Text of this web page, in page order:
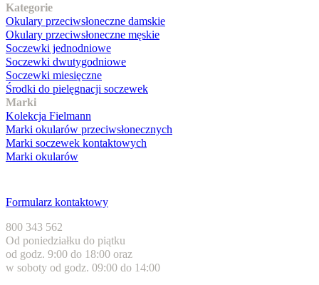
Kategorie
Okulary przeciwsłoneczne damskie
Okulary przeciwsłoneczne męskie
Soczewki jednodniowe
Soczewki dwutygodniowe
Soczewki miesięczne
Środki do pielęgnacji soczewek
Marki
Kolekcja Fielmann
Marki okularów przeciwsłonecznych
Marki soczewek kontaktowych
Marki okularów
Formularz kontaktowy
800 343 562
Od poniedziałku do piątku
od godz. 9:00 do 18:00 oraz
w soboty od godz. 09:00 do 14:00